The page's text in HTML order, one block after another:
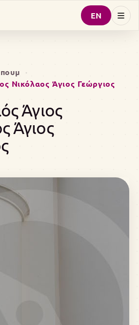
EN
Νικόλαος Άγιος Γεώργιος
Άγιος
Άγιος